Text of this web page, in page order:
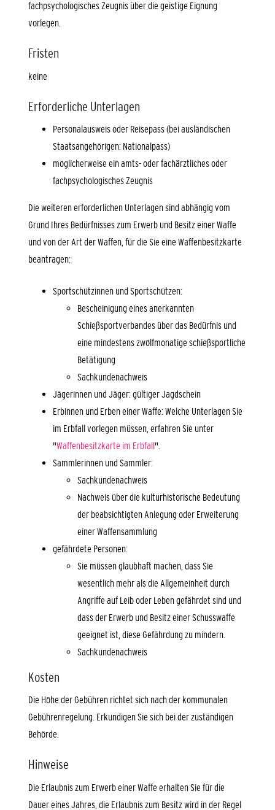
fachpsychologisches Zeugnis über die geistige Eignung
vorlegen.
Fristen
keine
Erforderliche Unterlagen
Personalausweis oder Reisepass (bei ausländischen
Staatsangehörigen: Nationalpass)
möglicherweise ein amts- oder fachärztliches oder
fachpsychologisches Zeugnis
Die weiteren erforderlichen Unterlagen sind abhängig vom
Grund Ihres Bedürfnisses zum Erwerb und Besitz einer Waffe
und von der Art der Waffen, für die Sie eine Waffenbesitzkarte
beantragen:
Sportschützinnen und Sportschützen:
Bescheinigung eines anerkannten
Schießsportverbandes über das Bedürfnis und
eine mindestens zwölfmonatige schießsportliche
Betätigung
Sachkundenachweis
Jägerinnen und Jäger: gültiger Jagdschein
Erbinnen und Erben einer Waffe: Welche Unterlagen Sie
im Erbfall vorlegen müssen, erfahren Sie unter
"Waffenbesitzkarte im Erbfall".
Sammlerinnen und Sammler:
Sachkundenachweis
Nachweis über die kulturhistorische Bedeutung
der beabsichtigten Anlegung oder Erweiterung
einer Waffensammlung
gefährdete Personen:
Sie müssen glaubhaft machen, dass Sie
wesentlich mehr als die Allgemeinheit durch
Angriffe auf Leib oder Leben gefährdet sind und
dass der Erwerb und Besitz einer Schusswaffe
geeignet ist, diese Gefährdung zu mindern.
Sachkundenachweis
Kosten
Die Höhe der Gebühren richtet sich nach der kommunalen
Gebührenregelung. Erkundigen Sie sich bei der zuständigen
Behörde.
Hinweise
Die Erlaubnis zum Erwerb einer Waffe erhalten Sie für die
Dauer eines Jahres, die Erlaubnis zum Besitz wird in der Regel